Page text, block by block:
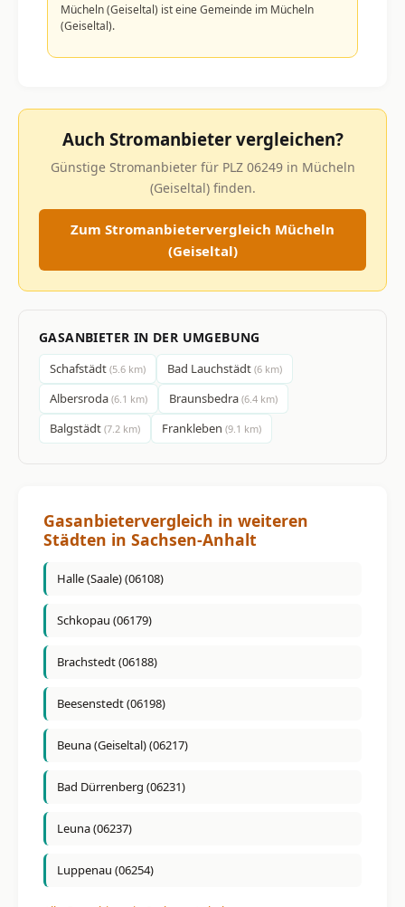
Mücheln (Geiseltal) ist eine Gemeinde im Mücheln
(Geiseltal).
Auch Stromanbieter vergleichen?
Günstige Stromanbieter für PLZ 06249 in Mücheln
(Geiseltal) finden.
Zum Stromanbietervergleich Mücheln
(Geiseltal)
GASANBIETER IN DER UMGEBUNG
Schafstädt (5.6 km) Bad Lauchstädt (6 km)
Albersroda (6.1 km) Braunsbedra (6.4 km)
Balgstädt (7.2 km) Frankleben (9.1 km)
Gasanbietervergleich in weiteren
Städten in Sachsen-Anhalt
Halle (Saale) (06108)
Schkopau (06179)
Brachstedt (06188)
Beesenstedt (06198)
Beuna (Geiseltal) (06217)
Bad Dürrenberg (06231)
Leuna (06237)
Luppenau (06254)